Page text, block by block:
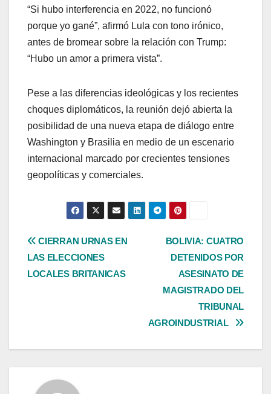
“Si hubo interferencia en 2022, no funcionó
porque yo gané”, afirmó Lula con tono irónico,
antes de bromear sobre la relación con Trump:
“Hubo un amor a primera vista”.
Pese a las diferencias ideológicas y los recientes
choques diplomáticos, la reunión dejó abierta la
posibilidad de una nueva etapa de diálogo entre
Washington y Brasilia en medio de un escenario
internacional marcado por crecientes tensiones
geopolíticas y comerciales.
Navegación
de
BOLIVIA: CUATRO
DETENIDOS POR
ASESINATO DE
MAGISTRADO DEL
TRIBUNAL
AGROINDUSTRIAL
CIERRAN URNAS EN
LAS ELECCIONES
LOCALES BRITANICAS